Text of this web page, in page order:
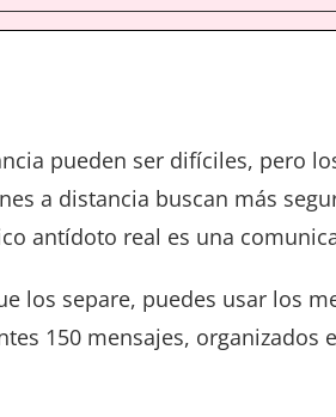
pueden ser difíciles, pero
a distancia buscan más
antídoto real es una
los separe, puedes usar los
150 mensajes, organizados